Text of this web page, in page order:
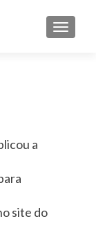
a
site do